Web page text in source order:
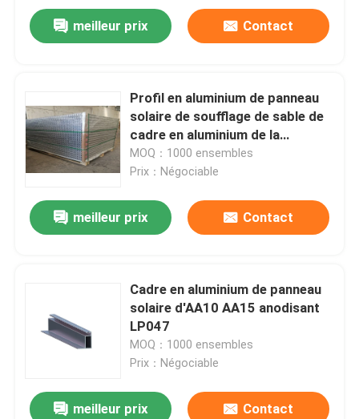
meilleur prix Contact
Profil en aluminium de panneau
solaire de soufflage de sable de
cadre en aluminium de la
frontière AA15
MOQ：1000 ensembles
Prix：Négociable
meilleur prix Contact
Cadre en aluminium de panneau
solaire d'AA10 AA15 anodisant
LP047
MOQ：1000 ensembles
Prix：Négociable
meilleur prix Contact